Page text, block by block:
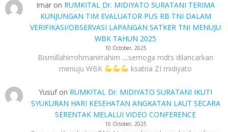
Imar on RUMKITAL Dr. MIDIYATO SURATANI TERIMA
KUNJUNGAN TIM EVALUATOR PUS RB TNI DALAM
VERIFIKASI/OBSERVASI LAPANGAN SATKER TNI MENUJU
WBK TAHUN 2025
10 October, 2025
Bismillahirrohmanirrahim ....semoga mdts dilancarkan
menuju WBK
ksatria ZI midiyato
Yusufon RUMKITAL Dr. MIDIYATO SURATANI IKUTI
SYUKURAN HARI KESEHATAN ANGKATAN LAUT SECARA
SERENTAK MELALUI VIDEO CONFERENCE
10 October, 2025